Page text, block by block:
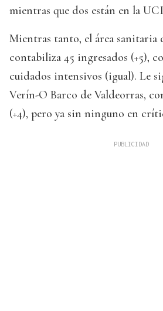
mientras que dos están en la
Mientras tanto, el área sanitaria
contabiliza 45 ingresados (+5),
cuidados intensivos (igual). Le
Verín-O Barco de Valdeorras,
(+4), pero ya sin ninguno en